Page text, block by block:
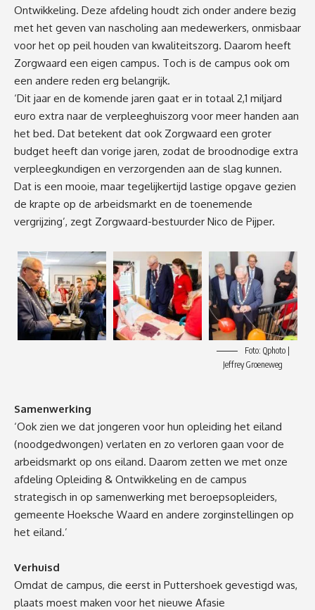
Ontwikkeling. Deze afdeling houdt zich onder andere bezig
met het geven van nascholing aan medewerkers, onmisbaar
voor het op peil houden van kwaliteitszorg. Daarom heeft
Zorgwaard een eigen campus. Toch is de campus ook om
een andere reden erg belangrijk.
‘Dit jaar en de komende jaren gaat er in totaal 2,1 miljard
euro extra naar de verpleeghuiszorg voor meer handen aan
het bed. Dat betekent dat ook Zorgwaard een groter
budget heeft dan vorige jaren, zodat de broodnodige extra
verpleegkundigen en verzorgenden aan de slag kunnen.
Dat is een mooie, maar tegelijkertijd lastige opgave gezien
de krapte op de arbeidsmarkt en de toenemende
vergrijzing’, zegt Zorgwaard-bestuurder Nico de Pijper.
Foto: Qphoto |
Jeffrey Groeneweg
Samenwerking
‘Ook zien we dat jongeren voor hun opleiding het eiland
(noodgedwongen) verlaten en zo verloren gaan voor de
arbeidsmarkt op ons eiland. Daarom zetten we met onze
afdeling Opleiding & Ontwikkeling en de campus
strategisch in op samenwerking met beroepsopleiders,
gemeente Hoeksche Waard en andere zorginstellingen op
het eiland.’
Verhuisd
Omdat de campus, die eerst in Puttershoek gevestigd was,
plaats moest maken voor het nieuwe Afasie